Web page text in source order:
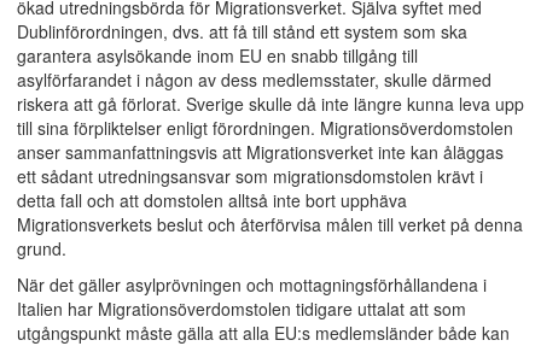
ökad utredningsbörda för Migrationsverket. Själva syftet med
Dublinförordningen, dvs. att få till stånd ett system som ska
garantera asylsökande inom EU en snabb tillgång till
asylförfarandet i någon av dess medlemsstater, skulle därmed
riskera att gå förlorat. Sverige skulle då inte längre kunna leva upp
till sina förpliktelser enligt förordningen. Migrationsöverdomstolen
anser sammanfattningsvis att Migrationsverket inte kan åläggas
ett sådant utredningsansvar som migrationsdomstolen krävt i
detta fall och att domstolen alltså inte bort upphäva
Migrationsverkets beslut och återförvisa målen till verket på denna
grund.
När det gäller asylprövningen och mottagningsförhållandena i
Italien har Migrationsöverdomstolen tidigare uttalat att som
utgångspunkt måste gälla att alla EU:s medlemsländer både kan